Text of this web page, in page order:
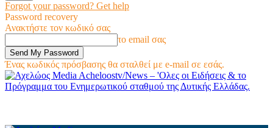
Forgot your password? Get help
Password recovery
Ανακτήστε τον κωδικό σας
το email σας
Ένας κωδικός πρόσβασης θα σταλθεί με e-mail σε εσάς.
Acheloostv/News – 'Ολες οι Ειδήσεις & το
Πρόγραμμα του Ενημερωτικού σταθμού της Δυτικής Ελλάδας.